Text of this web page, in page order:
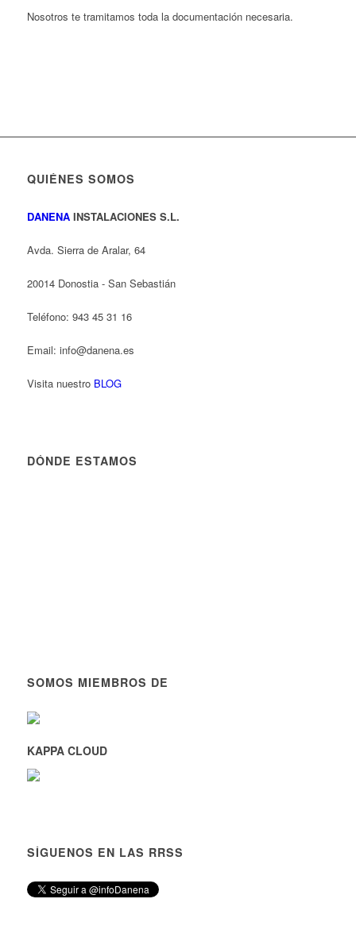
Nosotros te tramitamos toda la documentación necesaria.
QUIÉNES SOMOS
DANENAINSTALACIONES S.L.
Avda. Sierra de Aralar, 64
20014 Donostia - San Sebastián
Teléfono: 943 45 31 16
Email: info@danena.es
Visita nuestro BLOG
DÓNDE ESTAMOS
SOMOS MIEMBROS DE
KAPPA CLOUD
SÍGUENOS EN LAS RRSS